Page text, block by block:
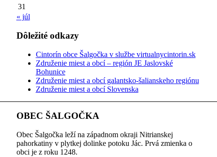
31
« júl
Dôležité odkazy
Cintorín obce Šalgočka v službe virtualnycintorin.sk
Združenie miest a obcí – región JE Jaslovské
Bohunice
Združenie miest a obcí galantsko-šalianskeho regiónu
Združenie miest a obcí Slovenska
OBEC ŠALGOČKA
Obec Šalgočka leží na západnom okraji Nitrianskej
pahorkatiny v plytkej dolinke potoku Jác. Prvá zmienka o
obci je z roku 1248.